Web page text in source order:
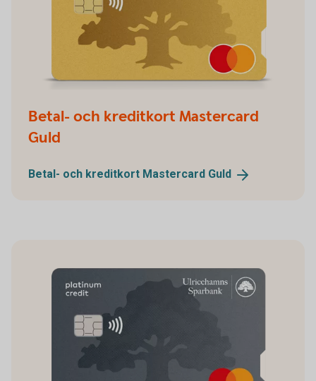
Betal- och kreditkort Mastercard
Guld
Betal- och kreditkort Mastercard Guld